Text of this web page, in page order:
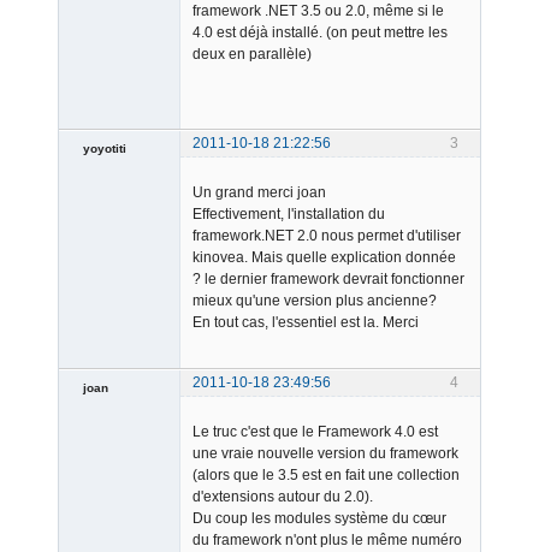
framework .NET 3.5 ou 2.0, même si le
4.0 est déjà installé. (on peut mettre les
deux en parallèle)
3
yoyotiti
2011-10-18 21:22:56
Un grand merci joan
Effectivement, l'installation du
framework.NET 2.0 nous permet d'utiliser
kinovea. Mais quelle explication donnée
? le dernier framework devrait fonctionner
mieux qu'une version plus ancienne?
En tout cas, l'essentiel est la. Merci
4
joan 2011-10-18 23:49:56
Le truc c'est que le Framework 4.0 est
une vraie nouvelle version du framework
(alors que le 3.5 est en fait une collection
d'extensions autour du 2.0).
Du coup les modules système du cœur
du framework n'ont plus le même numéro